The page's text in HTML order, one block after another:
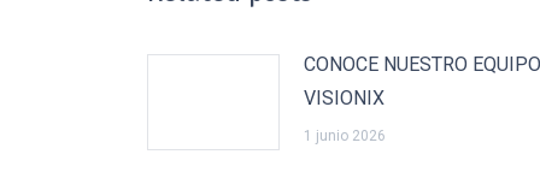
CONOCE NUESTRO EQUIPO
VISIONIX
1 junio 2026